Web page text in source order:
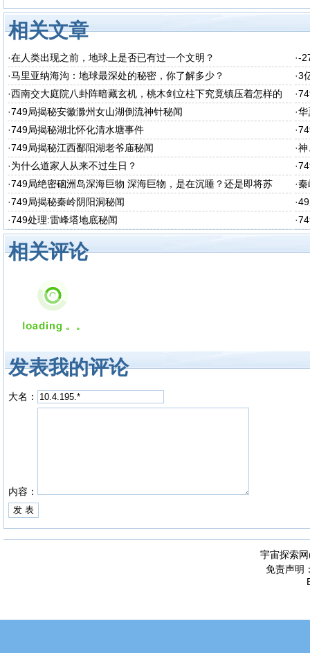
相关文章
·在人类出现之前，地球上是否已有过一个文明？ ·-
·马里亚纳海沟：地球最深处的秘密，你了解多少？ ·3
·西南交大庭院八卦阵暗藏玄机，桃木剑立柱下究竟镇压着怎样的
秘密呢
·
·749局揭秘安徽滁州女山湖倒流神针秘闻 ·华
·749局揭秘湖北怀化清水塘事件 ·
·749局揭秘江西鄱阳湖老爷庙秘闻 ·神
·为什么道家人从来不过生日？ ·
·749局绝密硇洲岛深海巨物 深海巨物，是在沉睡？还是即将苏
醒？
·秦
·749局揭秘秦岭阴阳洞秘闻 ·
·749处理:雷峰塔地底秘闻 ·
相关评论
发表我的评论
大名：
内容：
宇宙探索
免责声明